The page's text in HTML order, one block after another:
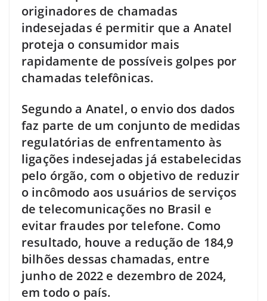
originadores de chamadas
indesejadas é permitir que a Anatel
proteja o consumidor mais
rapidamente de possíveis golpes por
chamadas telefônicas.
Segundo a Anatel, o envio dos dados
faz parte de um conjunto de medidas
regulatórias de enfrentamento às
ligações indesejadas já estabelecidas
pelo órgão, com o objetivo de reduzir
o incômodo aos usuários de serviços
de telecomunicações no Brasil e
evitar fraudes por telefone. Como
resultado, houve a redução de 184,9
bilhões dessas chamadas, entre
junho de 2022 e dezembro de 2024,
em todo o país.